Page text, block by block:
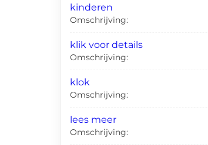
kinderen
Omschrijving:
klik voor details
Omschrijving:
klok
Omschrijving:
lees meer
Omschrijving: